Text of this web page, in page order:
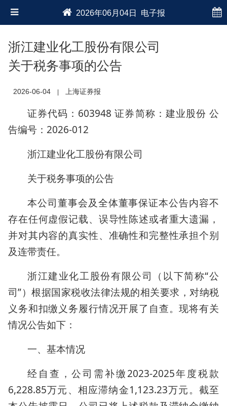
2026年06月04日 电子报
浙江建业化工股份有限公司
关于税务事项的公告
2026-06-04 上海证券报
证券代码：603948 证券简称：建业股份 公
告编号：2026-012
浙江建业化工股份有限公司
关于税务事项的公告
本公司董事会及全体董事保证本公告内容不
存在任何虚假记载、误导性陈述或者重大遗漏，
并对其内容的真实性、准确性和完整性承担个别
及连带责任。
浙江建业化工股份有限公司（以下简称“公
司”）根据国家税收法律法规的相关要求，对纳税
义务和扣缴义务履行情况开展了自查。现将有关
情况公告如下：
一、基本情况
经自查，公司需补缴2023-2025年度税款
6,228.85万元、相应滞纳金1,123.23万元。截至